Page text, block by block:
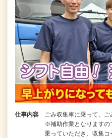
仕事内容
ごみ収集車に乗って、ご
※補助作業となります
乗っていただき、収集